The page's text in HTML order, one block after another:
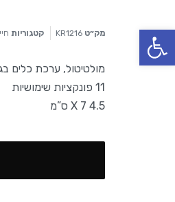
פתח סרגל נגישות מק״ט KR1216 קטגוריות
מולטיטול, ערכת כלים
11 פונקציות שימושיות
4.5 X 7 ס”מ